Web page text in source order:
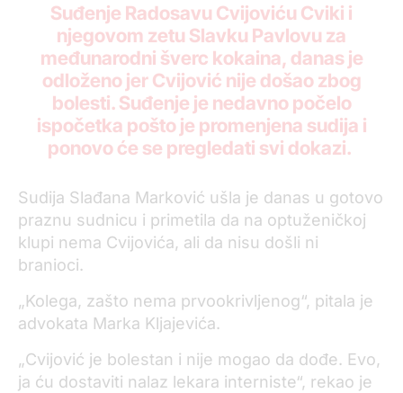
Suđenje Radosavu Cvijoviću Cviki i
njegovom zetu Slavku Pavlovu za
međunarodni šverc kokaina, danas je
odloženo jer Cvijović nije došao zbog
bolesti. Suđenje je nedavno počelo
ispočetka pošto je promenjena sudija i
ponovo će se pregledati svi dokazi.
Sudija Slađana Marković ušla je danas u gotovo
praznu sudnicu i primetila da na optuženičkoj
klupi nema Cvijovića, ali da nisu došli ni
branioci.
„Kolega, zašto nema prvookrivljenog“, pitala je
advokata Marka Kljajevića.
„Cvijović je bolestan i nije mogao da dođe. Evo,
ja ću dostaviti nalaz lekara interniste“, rekao je